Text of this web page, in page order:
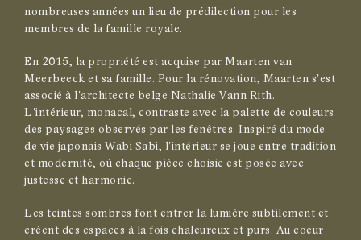
nombreuses années un lieu de prédilection pour les
membres de la famille royale.
En 2015, la propriété est acquise par Maarten van
Meerbeeck et sa famille. Pour la rénovation, Maarten s'est
associé à l'architecte belge Nathalie Vann Rith.
L'intérieur, monacal, contraste avec la palette de couleurs
des paysages observés par les fenêtres. Inspiré du mode
de vie japonais Wabi Sabi, l'intérieur se joue entre tradition
et modernité, où chaque pièce choisie est posée avec
justesse et harmonie.
Les teintes sombres font entrer la lumière subtilement et
créent des espaces à la fois chaleureux et purs. Au coeur